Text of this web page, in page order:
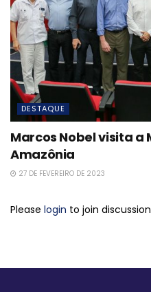
DESTAQUE
Marcos Nobel visita a
Amazônia
27 DE FEVEREIRO DE 2023
Please login to join discussion